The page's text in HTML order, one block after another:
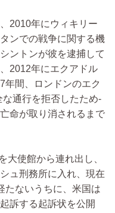
2010年にウィキリー
ンでの戦争に関する機
ントンが彼を逮捕して
2012年にエクアドル
年間、ロンドンのエク
通行を拒否したため-
命が取り消されるまで
大使館から連れ出し、
ュ刑務所に入れ、現在
たないうちに、米国は
訴する起訴状を公開